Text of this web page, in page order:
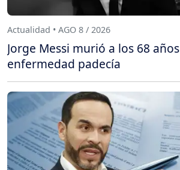
Actualidad • AGO 8 / 2026
Jorge Messi murió a los 68
enfermedad padecía